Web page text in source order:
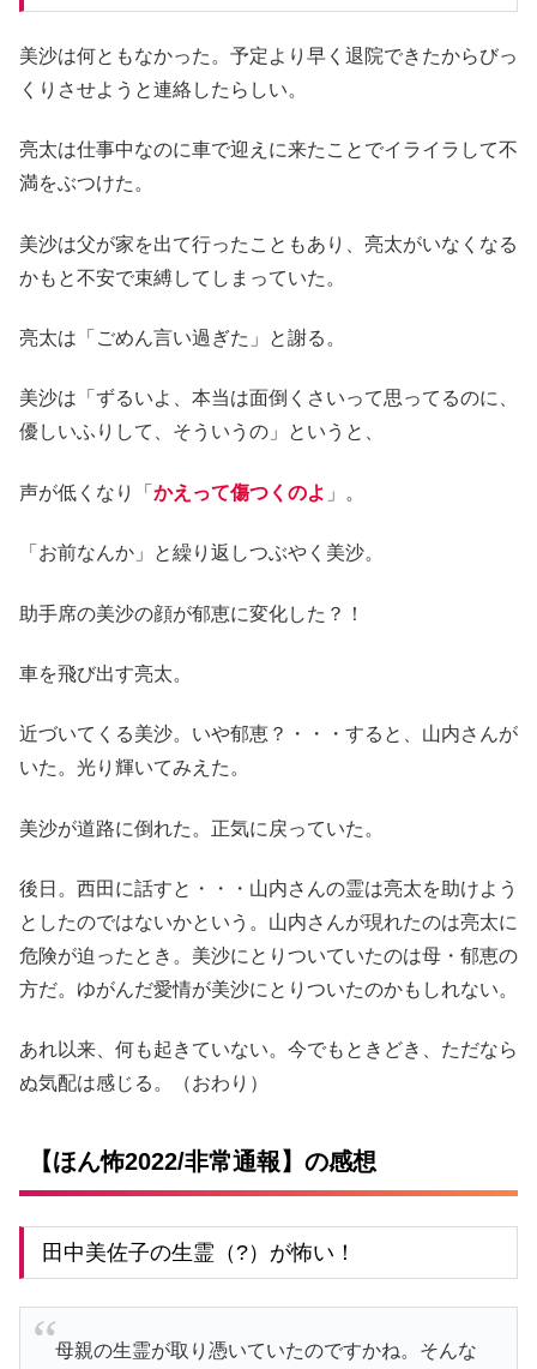
美沙は何ともなかった。予定より早く退院できたからびっ
くりさせようと連絡したらしい。
亮太は仕事中なのに車で迎えに来たことでイライラして不
満をぶつけた。
美沙は父が家を出て行ったこともあり、亮太がいなくなる
かもと不安で束縛してしまっていた。
亮太は「ごめん言い過ぎた」と謝る。
美沙は「ずるいよ、本当は面倒くさいって思ってるのに、
優しいふりして、そういうの」というと、
声が低くなり「 かえって傷つくのよ 」。
「お前なんか」と繰り返しつぶやく美沙。
助手席の美沙の顔が郁恵に変化した？！
車を飛び出す亮太。
近づいてくる美沙。いや郁恵？・・・すると、山内さんが
いた。光り輝いてみえた。
美沙が道路に倒れた。正気に戻っていた。
後日。西田に話すと・・・山内さんの霊は亮太を助けよう
としたのではないかという。山内さんが現れたのは亮太に
危険が迫ったとき。美沙にとりついていたのは母・郁恵の
方だ。ゆがんだ愛情が美沙にとりついたのかもしれない。
あれ以来、何も起きていない。今でもときどき、ただなら
ぬ気配は感じる。（おわり）
【ほん怖2022/非常通報】の感想
田中美佐子の生霊（?）が怖い！
母親の生霊が取り憑いていたのですかね。そんな